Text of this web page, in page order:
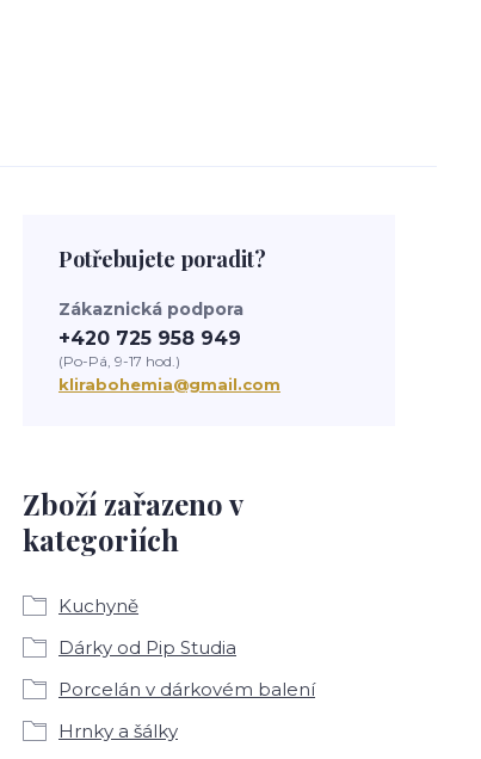
Zboží zařazeno v
kategoriích
Kuchyně
Dárky od Pip Studia
Porcelán v dárkovém balení
Hrnky a šálky
Potřebujete poradit?
Zákaznická podpora
+420 725 958 949
(Po-Pá, 9-17 hod.)
klirabohemia@gmail.com